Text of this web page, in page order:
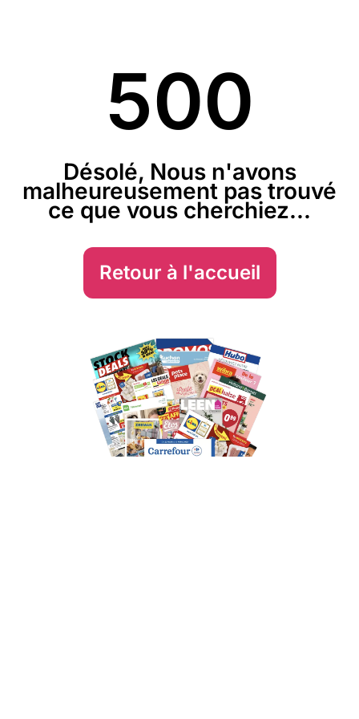
500
Désolé, Nous n'avons
malheureusement pas trouvé
ce que vous cherchiez...
Retour à l'accueil